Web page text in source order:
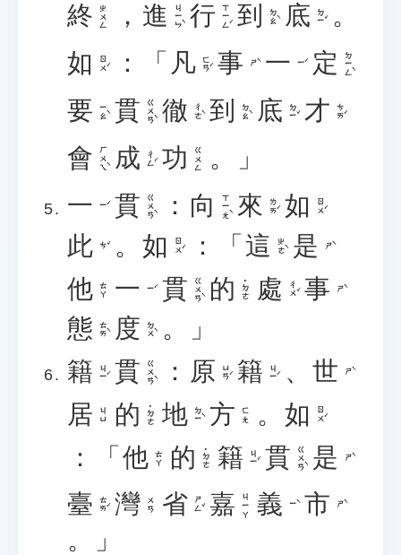
終 ㄓㄨㄥ ， 進 ㄐㄧㄣˋ 行 ㄒㄧㄥˊ 到 ㄉㄠˋ 底 ㄉㄧˇ 。
如 ㄖㄨˊ ：「 凡 ㄈㄢˊ 事 ㄕˋ 一 ㄧˊ 定 ㄉㄧㄥˋ
要 ㄧㄠˋ 貫 ㄍㄨㄢˋ 徹 ㄔㄜˋ 到 ㄉㄠˋ 底 ㄉㄧˇ 才 ㄘㄞˊ
會 ㄏㄨㄟˋ 成 ㄔㄥˊ 功 ㄍㄨㄥ 。」
一
ㄧˊ 貫 ㄍㄨㄢˋ ： 向 ㄒㄧㄤˋ 來 ㄌㄞˊ 如 ㄖㄨˊ
此 ㄘˇ 。 如 ㄖㄨˊ ：「 這 ㄓㄜˋ 是 ㄕˋ
他 ㄊㄚ 一 ㄧˊ 貫 ㄍㄨㄢˋ 的 ˙ㄉㄜ 處 ㄔㄨˇ 事 ㄕˋ
態 ㄊㄞˋ 度 ㄉㄨˋ 。」
籍 ㄐㄧˊ 貫 ㄍㄨㄢˋ ： 原 ㄩㄢˊ 籍 ㄐㄧˊ 、 世 ㄕˋ
居 ㄐㄩ 的 ˙ㄉㄜ 地 ㄉㄧˋ 方 ㄈㄤ 。 如 ㄖㄨˊ
：「 他 ㄊㄚ 的 ˙ㄉㄜ 籍 ㄐㄧˊ 貫 ㄍㄨㄢˋ 是 ㄕˋ
臺 ㄊㄞˊ 灣 ㄨㄢ 省 ㄕㄥˇ 嘉 ㄐㄧㄚ 義 ㄧˋ 市 ㄕˋ
。」